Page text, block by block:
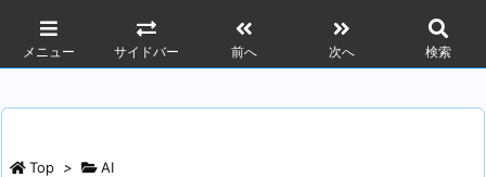
メニュー サイドバー 前へ 次へ 検索
Top > AI